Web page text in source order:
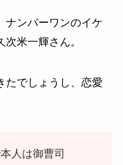
ナンバーワンのイケ
米一輝さん。
たでしょうし、恋愛
人は御曹司